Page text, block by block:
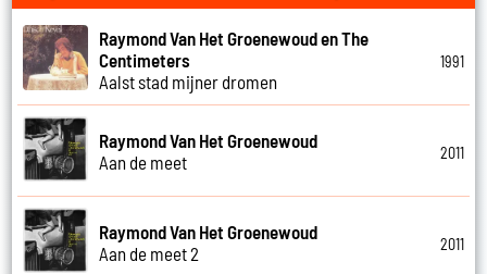
Raymond Van Het Groenewoud en The
Centimeters
Aalst stad mijner dromen
1991
Raymond Van Het Groenewoud
Aan de meet
2011
Raymond Van Het Groenewoud
Aan de meet 2
2011